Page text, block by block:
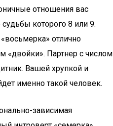
отношения вас
которого 8 или 9.
отлично
«двойки». Партнер с числом
Вашей хрупкой и
именно такой человек.
зависимая